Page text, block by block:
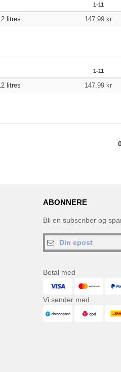
1-11
litres 147.99 kr
1-11
litres 147.99 kr
ABONNERE
Bli en subscriber og
Betal med
Vi sender med